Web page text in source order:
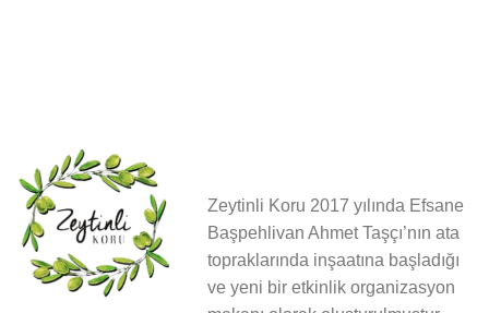
Zeytinli Koru 2017 yılında Efsane
Başpehlivan Ahmet Taşçı’nın ata
topraklarında inşaatına başladığı
ve yeni bir etkinlik organizasyon